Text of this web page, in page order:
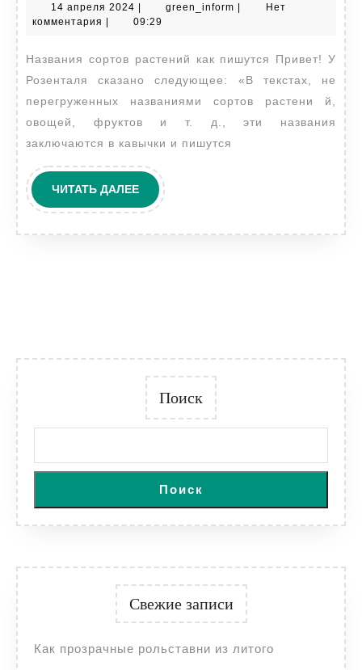
растений
пишутся
14 апреля 2024 14
апреля
green_inform green_inform
Нет
комментария
09:29
Названия сортов растений как пишутся Привет! У
Розенталя сказано следующее: «В текстах, не
перегруженных названиями сортов растени й,
овощей, фруктов и т. д., эти названия
заключаются в кавычки и пишутся
ЧИТАТЬ ДАЛЕЕЧИТАТЬ
ДАЛЕЕ
Поиск
Поиск
Свежие записи
Как прозрачные рольставни из литого